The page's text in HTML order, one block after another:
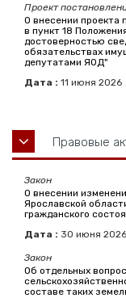
Проект
О внесении проекта
в пункт 18
достоверностью
обязательствах
депутатами ЯОД"
Дата : 11 июня 2026
Правовые
Закон
О внесении
Ярославской
гражданского
Дата : 30 июня 2026
Закон
Об отдельных
составе таких